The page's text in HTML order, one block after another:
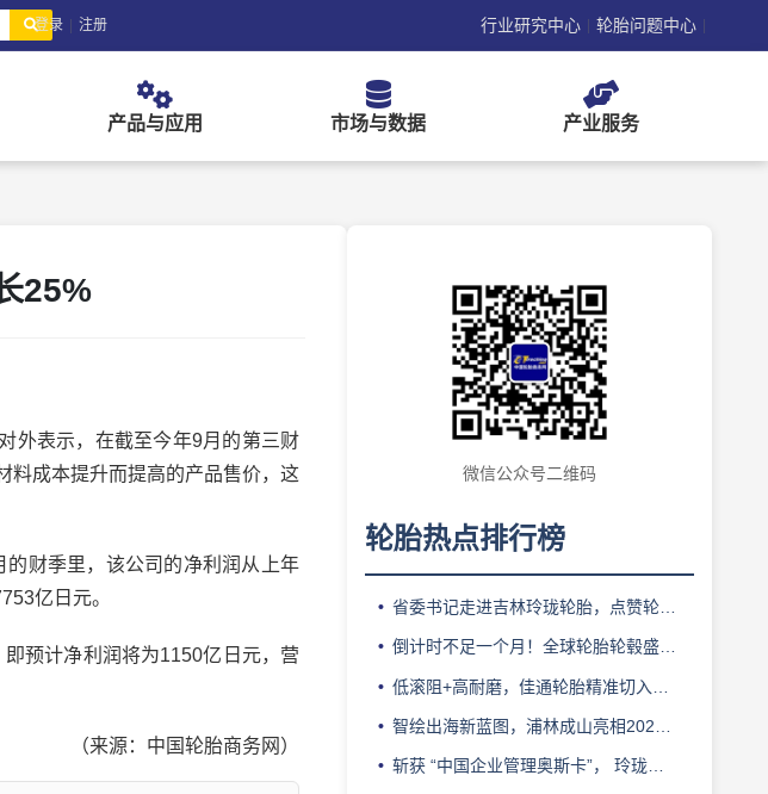
登录 | 注册 行业研究中心 | 轮胎问题中心 |
产品与应用 市场与数据 产业服务
25%
表示，在截至今年9月的第三财
料成本提升而提高的产品售价，这
财季里，该公司的净利润从上年
亿日元。
预计净利润将为1150亿日元，营
（来源：中国轮胎商务网）
微信公众号二维码
轮胎热点排行榜
省委书记走进吉林玲珑轮胎，点赞轮胎智造标杆
倒计时不足一个月！全球轮胎轮毂盛会即将登陆上海！
低滚阻+高耐磨，佳通轮胎精准切入新能源轻卡赛道
智绘出海新蓝图，浦林成山亮相2026泰中合作博览会
斩获 “中国企业管理奥斯卡”， 玲珑轮胎蝉联 BMC 大奖